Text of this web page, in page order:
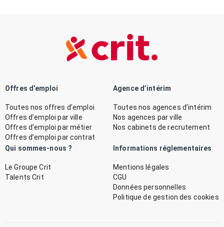
Offres d’emploi
Toutes nos offres d’emploi
Offres d’emploi par ville
Offres d’emploi par métier
Offres d’emploi par contrat
Agence d’intérim
Toutes nos agences d’intérim
Nos agences par ville
Nos cabinets de recrutement
Qui sommes-nous ?
Le Groupe Crit
Talents Crit
Informations réglementaires
Mentions légales
CGU
Données personnelles
Politique de gestion des cookies